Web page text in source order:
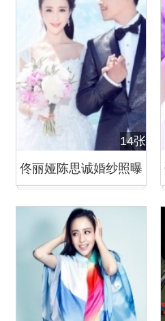
14张
佟丽娅陈思诚婚纱照曝